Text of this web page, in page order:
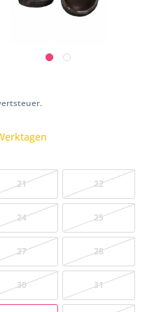
21 22
24 25
27 28
30 31